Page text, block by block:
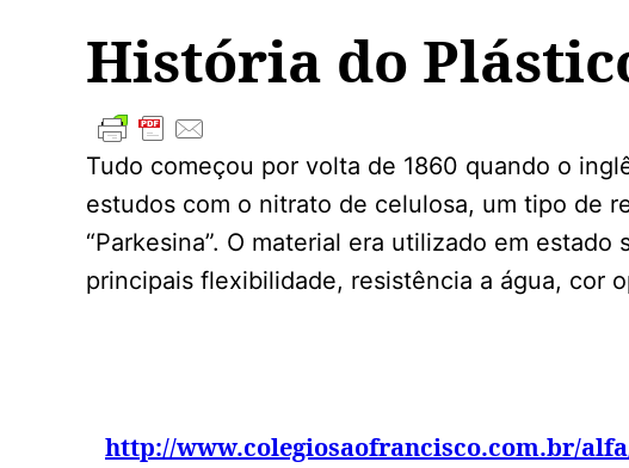
História do
Tudo começou por volta de 1860 quando o
estudos com o nitrato de celulosa, um tipo de
“Parkesina”. O material era utilizado em
principais flexibilidade, resistência a água, cor
http://www.colegiosaofrancisco.com.br/